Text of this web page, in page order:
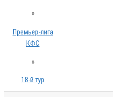
»
Премьер-лига
КФС
»
18-й тур